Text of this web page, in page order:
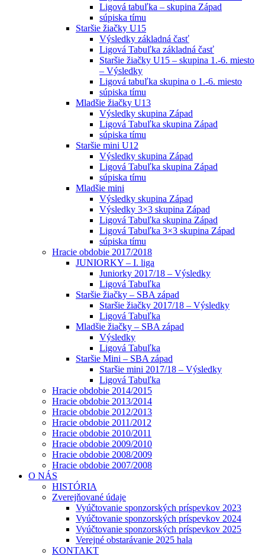
Ligová tabuľka – skupina Západ
súpiska tímu
Staršie žiačky U15
Výsledky základná časť
Ligová Tabuľka základná časť
Staršie žiačky U15 – skupina 1.-6. miesto
– Výsledky
Ligová tabuľka skupina o 1.-6. miesto
súpiska tímu
Mladšie žiačky U13
Výsledky skupina Západ
Ligová Tabuľka skupina Západ
súpiska tímu
Staršie mini U12
Výsledky skupina Západ
Ligová Tabuľka skupina Západ
súpiska tímu
Mladšie mini
Výsledky skupina Západ
Výsledky 3×3 skupina Západ
Ligová Tabuľka skupina Západ
Ligová Tabuľka 3×3 skupina Západ
súpiska tímu
Hracie obdobie 2017/2018
JUNIORKY – I. liga
Juniorky 2017/18 – Výsledky
Ligová Tabuľka
Staršie žiačky – SBA západ
Staršie žiačky 2017/18 – Výsledky
Ligová Tabuľka
Mladšie žiačky – SBA západ
Výsledky
Ligová Tabuľka
Staršie Mini – SBA západ
Staršie mini 2017/18 – Výsledky
Ligová Tabuľka
Hracie obdobie 2014/2015
Hracie obdobie 2013/2014
Hracie obdobie 2012/2013
Hracie obdobie 2011/2012
Hracie obdobie 2010/2011
Hracie obdobie 2009/2010
Hracie obdobie 2008/2009
Hracie obdobie 2007/2008
O NÁS
HISTÓRIA
Zverejňované údaje
Vyúčtovanie sponzorských príspevkov 2023
Vyúčtovanie sponzorských príspevkov 2024
Vyúčtovanie sponzorských príspevkov 2025
Verejné obstarávanie 2025 hala
KONTAKT